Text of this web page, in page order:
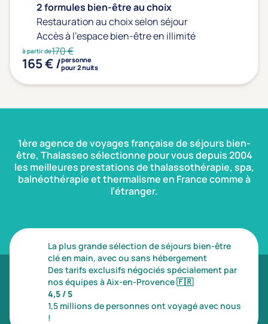
2 formules bien-être au choix
Restauration au choix selon séjour
Accès à l'espace bien-être en illimité
à partir de170 €
165 € /personne
pour 2 nuits
1ère agence de voyages française de séjours bien-
être, Thalasseo sélectionne pour vous depuis 2004
les meilleures prestations de thalassothérapie, spa,
balnéothérapie et thermalisme en France comme à
l’étranger.
La plus grande sélection de séjours bien-être
clé en main, avec ou sans hébergement
Des tarifs exclusifs négociés spécialement par
nos équipes à Aix-en-Provence🇫🇷
4,5 / 5
1,5 millions de personnes ont voyagé avec nous
!